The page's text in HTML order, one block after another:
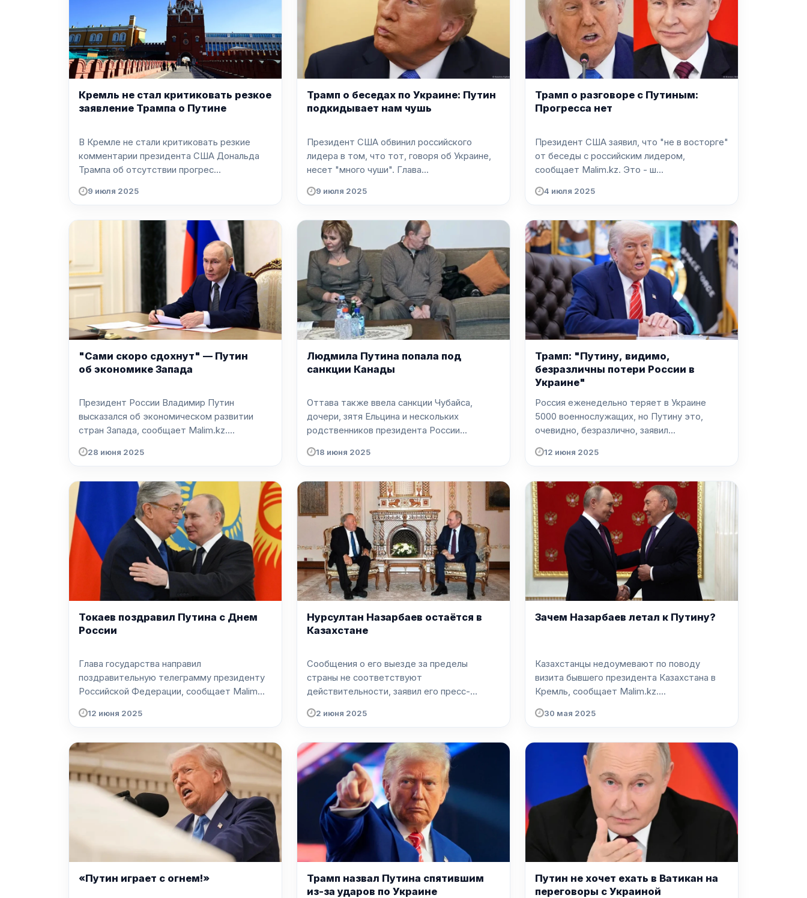
Кремль не стал критиковать резкое
заявление Трампа о Путине
В Кремле не стали критиковать резкие
комментарии президента США Дональда
Трампа об отсутствии прогрес...
9 июля 2025
Трамп о беседах по Украине: Путин
подкидывает нам чушь
Президент США обвинил российского
лидера в том, что тот, говоря об Украине,
несет "много чуши". Глава...
9 июля 2025
Трамп о разговоре с Путиным:
Прогресса нет
Президент США заявил, что "не в восторге"
от беседы с российским лидером,
сообщает Malim.kz. Это - ш...
4 июля 2025
"Сами скоро сдохнут" — Путин
об экономике Запада
Президент России Владимир Путин
высказался об экономическом развитии
стран Запада, сообщает Malim.kz....
28 июня 2025
Людмила Путина попала под
санкции Канады
Оттава также ввела санкции Чубайса,
дочери, зятя Ельцина и нескольких
родственников президента России...
18 июня 2025
Трамп: "Путину, видимо,
безразличны потери России в
Украине"
Россия еженедельно теряет в Украине
5000 военнослужащих, но Путину это,
очевидно, безразлично, заявил...
12 июня 2025
Токаев поздравил Путина с Днем
России
Глава государства направил
поздравительную телеграмму президенту
Российской Федерации, сообщает Malim...
12 июня 2025
Нурсултан Назарбаев остаётся в
Казахстане
Сообщения о его выезде за пределы
страны не соответствуют
действительности, заявил его пресс-
2 июня 2025
Зачем Назарбаев летал к Путину?
Казахстанцы недоумевают по поводу
визита бывшего президента Казахстана в
Кремль, сообщает Malim.kz....
30 мая 2025
«Путин играет с огнем!»
Трамп назвал Путина спятившим
из-за ударов по Украине
Путин не хочет ехать в Ватикан на
переговоры с Украиной